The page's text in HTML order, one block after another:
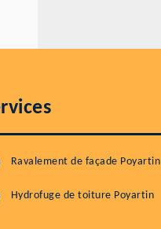
Ravalement de façade Poyartin
Hydrofuge de toiture Poyartin